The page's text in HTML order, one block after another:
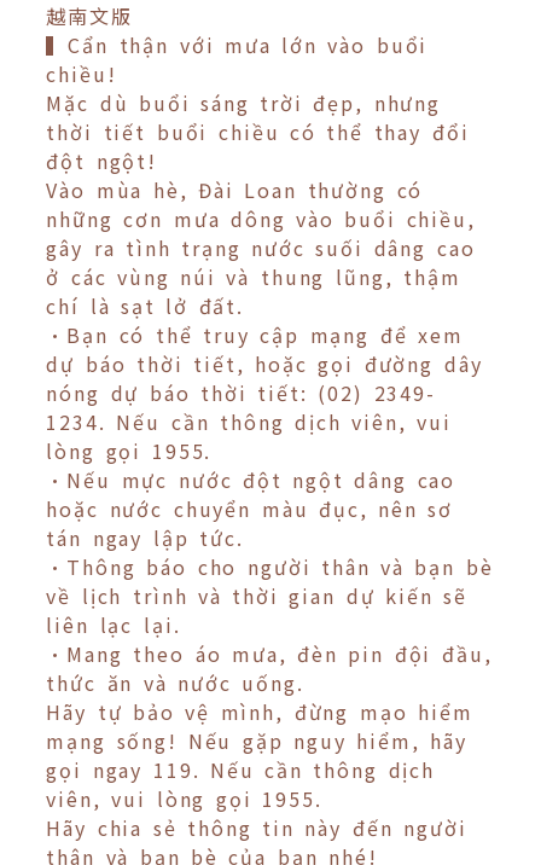
越南文版
▍Cẩn thận với mưa lớn vào buổi
chiều!
Mặc dù buổi sáng trời đẹp, nhưng
thời tiết buổi chiều có thể thay đổi
đột ngột!
Vào mùa hè, Đài Loan thường có
những cơn mưa dông vào buổi chiều,
gây ra tình trạng nước suối dâng cao
ở các vùng núi và thung lũng, thậm
chí là sạt lở đất.
•Bạn có thể truy cập mạng để xem
dự báo thời tiết, hoặc gọi đường dây
nóng dự báo thời tiết: (02) 2349-
1234. Nếu cần thông dịch viên, vui
lòng gọi 1955.
•Nếu mực nước đột ngột dâng cao
hoặc nước chuyển màu đục, nên sơ
tán ngay lập tức.
•Thông báo cho người thân và bạn bè
về lịch trình và thời gian dự kiến sẽ
liên lạc lại.
•Mang theo áo mưa, đèn pin đội đầu,
thức ăn và nước uống.
Hãy tự bảo vệ mình, đừng mạo hiểm
mạng sống! Nếu gặp nguy hiểm, hãy
gọi ngay 119. Nếu cần thông dịch
viên, vui lòng gọi 1955.
Hãy chia sẻ thông tin này đến người
thân và bạn bè của bạn nhé!